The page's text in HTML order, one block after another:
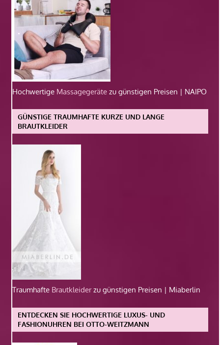
Hochwertige Massagegeräte zu günstigen Preisen | NAIPO
GÜNSTIGE TRAUMHAFTE KURZE UND LANGE
BRAUTKLEIDER
Traumhafte Brautkleiderzu günstigen Preisen | Miaberlin
ENTDECKEN SIE HOCHWERTIGE LUXUS- UND
FASHIONUHREN BEI OTTO-WEITZMANN